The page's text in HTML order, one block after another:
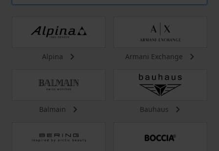
Alpina Armani Exchange
Balmain Bauhaus